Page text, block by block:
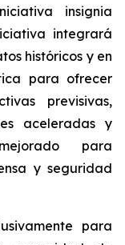
insignia
integrará
históricos y en
para ofrecer
previsivas,
aceleradas y
para
y seguridad
para